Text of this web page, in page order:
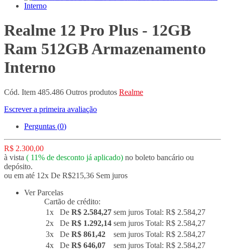
Realme 12 Pro Plus - 12GB
Ram 512GB Armazenamento
Interno
Cód. Item 485.486 Outros produtos Realme
Escrever a primeira avaliação
Perguntas (0)
R$ 2.300,00
à vista ( 11% de desconto já aplicado) no boleto bancário ou
depósito.
ou em até 12x De R$215,36 Sem juros
Ver Parcelas
Cartão de crédito:
1x
De R$ 2.584,27 sem juros Total: R$ 2.584,27
2x
De R$ 1.292,14 sem juros Total: R$ 2.584,27
3x
De R$ 861,42 sem juros Total: R$ 2.584,27
4x
De R$ 646,07 sem juros Total: R$ 2.584,27